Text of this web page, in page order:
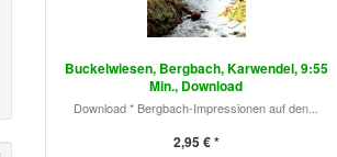
Buckelwiesen, Bergbach, Karwendel, 9:55
Min., Download
Download * Bergbach-Impressionen auf den...
2,95 € *